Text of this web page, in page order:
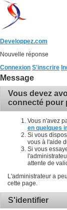
Developpez.com
Nouvelle réponse
Connexion S'inscrire
Message
Vous devez
connecté pour
Vous n'avez
en quelques
Si vous
vous à l'aide
Si vous
attente de
L'administrateur a
cette page.
S'identifier